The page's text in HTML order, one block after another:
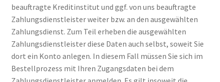
Warenkorb
Widerrufsbelehrung und -formular
Zahlungsarten
beauftragte Kreditinstitut und ggf. von uns beauftragte
Zahlungsdienstleister weiter bzw. an den ausgewählten
Zahlungsdienst. Zum Teil erheben die ausgewählten
Zahlungsdienstleister diese Daten auch selbst, soweit Sie
dort ein Konto anlegen. In diesem Fall müssen Sie sich im
Bestellprozess mit Ihren Zugangsdaten bei dem